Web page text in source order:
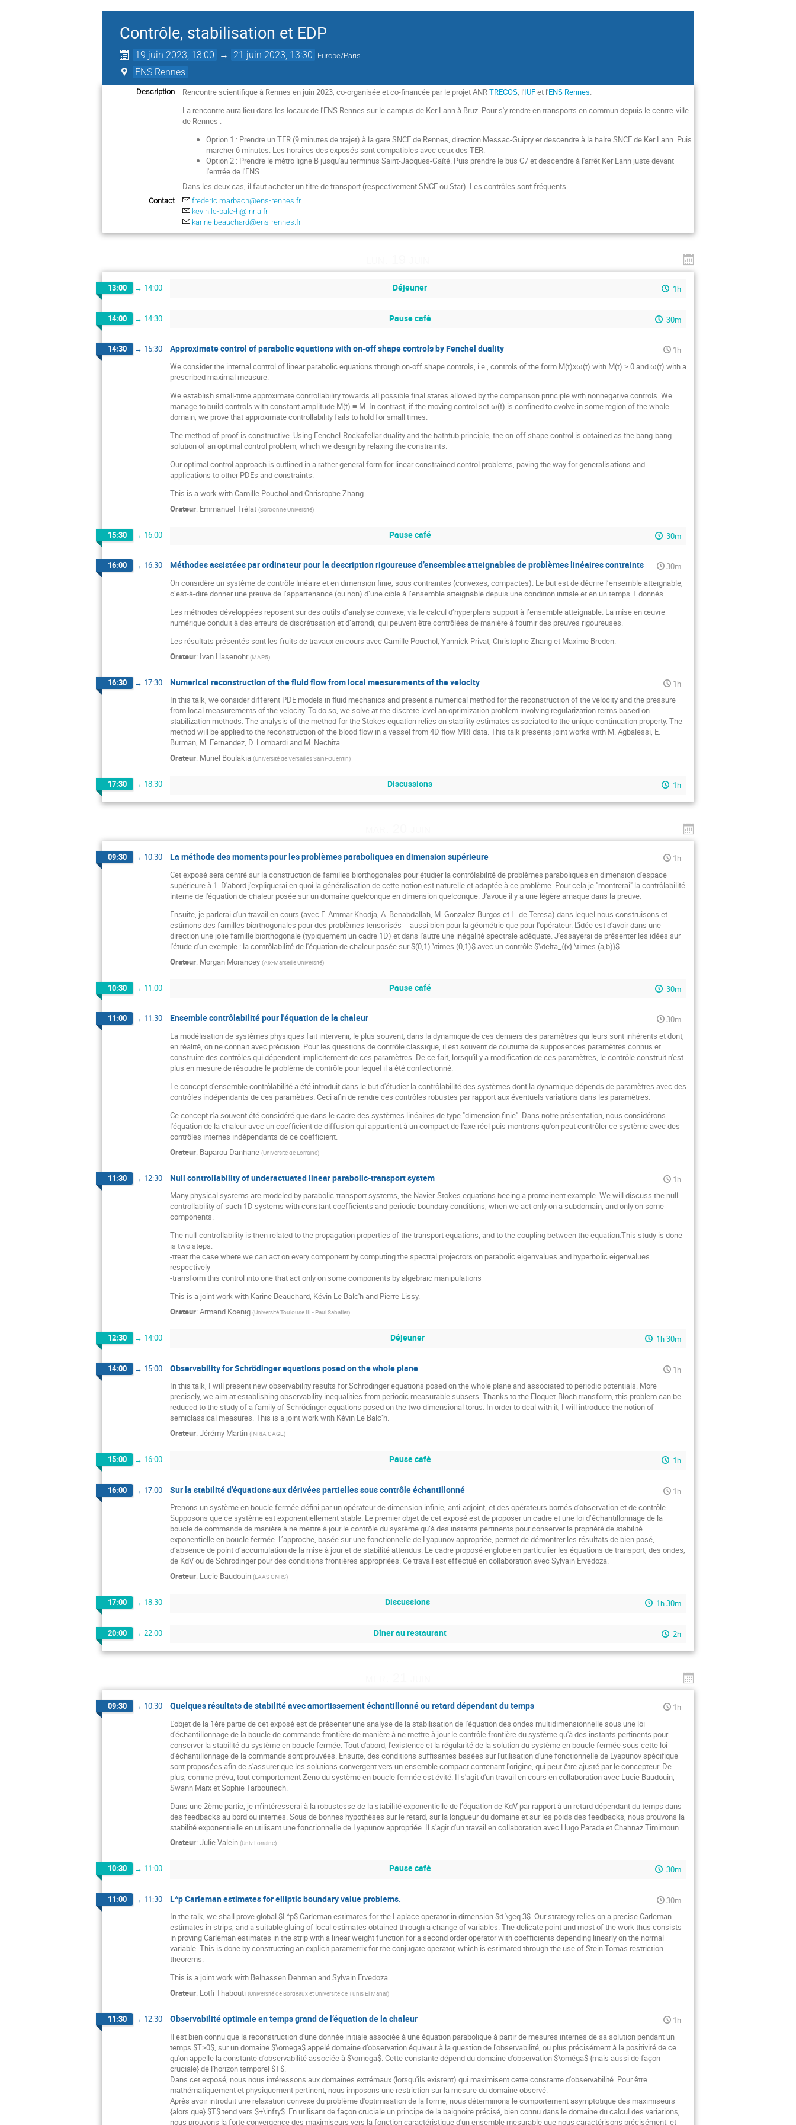
Contrôle, stabilisation et EDP
19 juin 2023, 13:00 → 21 juin 2023, 13:30 Europe/Paris
ENS Rennes
Description Rencontre scientifique à Rennes en juin 2023, co-organisée et co-financée par le projet ANRTRECOS, l'IUFet l'ENS Rennes.
La rencontre aura lieu dans les locaux de l'ENS Rennes sur le campus de Ker Lann à Bruz. Pour s'y rendre en transports en commun depuis le centre-ville
de Rennes :
Option 1 : Prendre un TER (9 minutes de trajet) à la gare SNCF de Rennes, direction Messac-Guipry et descendre à la halte SNCF de Ker Lann. Puis
marcher 6 minutes. Les horaires des exposés sont compatibles avec ceux des TER.
Option 2 : Prendre le métro ligne B jusqu'au terminus Saint-Jacques-Gaîté. Puis prendre le bus C7 et descendre à l'arrêt Ker Lann juste devant
l'entrée de l'ENS.
Dans les deux cas, il faut acheter un titre de transport (respectivement SNCF ou Star). Les contrôles sont fréquents.
Contact
frederic.marbach@ens-rennes.fr
kevin.le-balc-h@inria.fr
karine.beauchard@ens-rennes.fr
13:00 → 14:00 Déjeuner 1h
14:00 → 14:30 Pause café 30m
14:30 → 15:30 Approximate control of parabolic equations with on-off shape controls by Fenchel duality
1h
We consider the internal control of linear parabolic equations through on-off shape controls, i.e., controls of the form M(t)χω(t) with M(t) ≥ 0 and ω(t) with a
prescribed maximal measure.
We establish small-time approximate controllability towards all possible final states allowed by the comparison principle with nonnegative controls. We
manage to build controls with constant amplitude M(t) ≡ M. In contrast, if the moving control set ω(t) is confined to evolve in some region of the whole
domain, we prove that approximate controllability fails to hold for small times.
The method of proof is constructive. Using Fenchel-Rockafellar duality and the bathtub principle, the on-off shape control is obtained as the bang-bang
solution of an optimal control problem, which we design by relaxing the constraints.
Our optimal control approach is outlined in a rather general form for linear constrained control problems, paving the way for generalisations and
applications to other PDEs and constraints.
This is a work with Camille Pouchol and Christophe Zhang.
Orateur: Emmanuel Trélat (Sorbonne Université)
15:30 → 16:00 Pause café 30m
16:00 → 16:30 Méthodes assistées par ordinateur pour la description rigoureuse d’ensembles atteignables de problèmes linéaires contraints
30m
On considère un système de contrôle linéaire et en dimension finie, sous contraintes (convexes, compactes). Le but est de décrire l’ensemble atteignable,
c’est-à-dire donner une preuve de l’appartenance (ou non) d’une cible à l’ensemble atteignable depuis une condition initiale et en un temps T donnés.
Les méthodes développées reposent sur des outils d’analyse convexe, via le calcul d’hyperplans support à l’ensemble atteignable. La mise en œuvre
numérique conduit à des erreurs de discrétisation et d’arrondi, qui peuvent être contrôlées de manière à fournir des preuves rigoureuses.
Les résultats présentés sont les fruits de travaux en cours avec Camille Pouchol, Yannick Privat, Christophe Zhang et Maxime Breden.
Orateur: Ivan Hasenohr (MAP5)
16:30 → 17:30 Numerical reconstruction of the fluid flow from local measurements of the velocity
1h
In this talk, we consider different PDE models in fluid mechanics and present a numerical method for the reconstruction of the velocity and the pressure
from local measurements of the velocity. To do so, we solve at the discrete level an optimization problem involving regularization terms based on
stabilization methods. The analysis of the method for the Stokes equation relies on stability estimates associated to the unique continuation property. The
method will be applied to the reconstruction of the blood flow in a vessel from 4D flow MRI data. This talk presents joint works with M. Agbalessi, E.
Burman, M. Fernandez, D. Lombardi and M. Nechita.
Orateur: Muriel Boulakia (Université de Versailles Saint-Quentin)
17:30 → 18:30 Discussions 1h
09:30 → 10:30 La méthode des moments pour les problèmes paraboliques en dimension supérieure
1h
Cet exposé sera centré sur la construction de familles biorthogonales pour étudier la contrôlabilité de problèmes paraboliques en dimension d'espace
supérieure à 1. D'abord j'expliquerai en quoi la généralisation de cette notion est naturelle et adaptée à ce problème. Pour cela je "montrerai" la contrôlabilité
interne de l'équation de chaleur posée sur un domaine quelconque en dimension quelconque. J'avoue il y a une légère arnaque dans la preuve.
Ensuite, je parlerai d'un travail en cours (avec F. Ammar Khodja, A. Benabdallah, M. Gonzalez-Burgos et L. de Teresa) dans lequel nous construisons et
estimons des familles biorthogonales pour des problèmes tensorisés -- aussi bien pour la géométrie que pour l'opérateur. L'idée est d'avoir dans une
direction une jolie famille biorthogonale (typiquement un cadre 1D) et dans l'autre une inégalité spectrale adéquate. J'essayerai de présenter les idées sur
l'étude d'un exemple : la contrôlabilité de l'équation de chaleur posée sur $(0,1) \times (0,1)$ avec un contrôle $\delta_{{x} \times (a,b)}$.
Orateur: Morgan Morancey (Aix-Marseille Université)
10:30 → 11:00 Pause café 30m
11:00 → 11:30 Ensemble contrôlabilité pour l'équation de la chaleur
30m
La modélisation de systèmes physiques fait intervenir, le plus souvent, dans la dynamique de ces derniers des paramètres qui leurs sont inhérents et dont,
en réalité, on ne connait avec précision. Pour les questions de contrôle classique, il est souvent de coutume de supposer ces paramètres connus et
construire des contrôles qui dépendent implicitement de ces paramètres. De ce fait, lorsqu'il y a modification de ces paramètres, le contrôle construit n'est
plus en mesure de résoudre le problème de contrôle pour lequel il a été confectionné.
Le concept d'ensemble contrôlabilité a été introduit dans le but d'étudier la contrôlabilité des systèmes dont la dynamique dépends de paramètres avec des
contrôles indépendants de ces paramètres. Ceci afin de rendre ces contrôles robustes par rapport aux éventuels variations dans les paramètres.
Ce concept n'a souvent été considéré que dans le cadre des systèmes linéaires de type "dimension finie". Dans notre présentation, nous considérons
l'équation de la chaleur avec un coefficient de diffusion qui appartient à un compact de l'axe réel puis montrons qu'on peut contrôler ce système avec des
contrôles internes indépendants de ce coefficient.
Orateur: Baparou Danhane (Université de Lorraine)
11:30 → 12:30 Null controllability of underactuated linear parabolic-transport system
1h
Many physical systems are modeled by parabolic-transport systems, the Navier-Stokes equations beeing a promeinent example. We will discuss the null-
controllability of such 1D systems with constant coefficients and periodic boundary conditions, when we act only on a subdomain, and only on some
components.
The null-controllability is then related to the propagation properties of the transport equations, and to the coupling between the equation.This study is done
is two steps:
-treat the case where we can act on every component by computing the spectral projectors on parabolic eigenvalues and hyperbolic eigenvalues
respectively
-transform this control into one that act only on some components by algebraic manipulations
This is a joint work with Karine Beauchard, Kévin Le Balc'h and Pierre Lissy.
Orateur: Armand Koenig (Université Toulouse III - Paul Sabatier)
12:30 → 14:00 Déjeuner 1h 30m
14:00 → 15:00 Observability for Schrödinger equations posed on the whole plane
1h
In this talk, I will present new observability results for Schrödinger equations posed on the whole plane and associated to periodic potentials. More
precisely, we aim at establishing observability inequalities from periodic measurable subsets. Thanks to the Floquet-Bloch transform, this problem can be
reduced to the study of a family of Schrödinger equations posed on the two-dimensional torus. In order to deal with it, I will introduce the notion of
semiclassical measures. This is a joint work with Kévin Le Balc’h.
Orateur: Jérémy Martin (INRIA CAGE)
15:00 → 16:00 Pause café 1h
16:00 → 17:00 Sur la stabilité d’équations aux dérivées partielles sous contrôle échantillonné
1h
Prenons un système en boucle fermée défini par un opérateur de dimension infinie, anti-adjoint, et des opérateurs bornés d’observation et de contrôle.
Supposons que ce système est exponentiellement stable. Le premier objet de cet exposé est de proposer un cadre et une loi d’échantillonnage de la
boucle de commande de manière à ne mettre à jour le contrôle du système qu’à des instants pertinents pour conserver la propriété de stabilité
exponentielle en boucle fermée. L’approche, basée sur une fonctionnelle de Lyapunov appropriée, permet de démontrer les résultats de bien posé,
d’absence de point d’accumulation de la mise à jour et de stabilité attendus. Le cadre proposé englobe en particulier les équations de transport, des ondes,
de KdV ou de Schrodinger pour des conditions frontières appropriées. Ce travail est effectué en collaboration avec Sylvain Ervedoza.
Orateur: Lucie Baudouin (LAAS CNRS)
17:00 → 18:30 Discussions 1h 30m
20:00 → 22:00 Dîner au restaurant 2h
09:30 → 10:30 Quelques résultats de stabilité avec amortissement échantillonné ou retard dépendant du temps
1h
L'objet de la 1ère partie de cet exposé est de présenter une analyse de la stabilisation de l'équation des ondes multidimensionnelle sous une loi
d'échantillonnage de la boucle de commande frontière de manière à ne mettre à jour le contrôle frontière du système qu'à des instants pertinents pour
conserver la stabilité du système en boucle fermée. Tout d'abord, l'existence et la régularité de la solution du système en boucle fermée sous cette loi
d'échantillonnage de la commande sont prouvées. Ensuite, des conditions suffisantes basées sur l'utilisation d'une fonctionnelle de Lyapunov spécifique
sont proposées afin de s'assurer que les solutions convergent vers un ensemble compact contenant l'origine, qui peut être ajusté par le concepteur. De
plus, comme prévu, tout comportement Zeno du système en boucle fermée est évité. Il s'agit d'un travail en cours en collaboration avec Lucie Baudouin,
Swann Marx et Sophie Tarbouriech.
Dans une 2ème partie, je m’intéresserai à la robustesse de la stabilité exponentielle de l’équation de KdV par rapport à un retard dépendant du temps dans
des feedbacks au bord ou internes. Sous de bonnes hypothèses sur le retard, sur la longueur du domaine et sur les poids des feedbacks, nous prouvons la
stabilité exponentielle en utilisant une fonctionnelle de Lyapunov appropriée. Il s'agit d'un travail en collaboration avec Hugo Parada et Chahnaz Timimoun.
Orateur: Julie Valein (Univ Lorraine)
10:30 → 11:00 Pause café 30m
11:00 → 11:30 L^p Carleman estimates for elliptic boundary value problems.
30m
In the talk, we shall prove global $L^p$ Carleman estimates for the Laplace operator in dimension $d \geq 3$. Our strategy relies on a precise Carleman
estimates in strips, and a suitable gluing of local estimates obtained through a change of variables. The delicate point and most of the work thus consists
in proving Carleman estimates in the strip with a linear weight function for a second order operator with coefficients depending linearly on the normal
variable. This is done by constructing an explicit parametrix for the conjugate operator, which is estimated through the use of Stein Tomas restriction
theorems.
This is a joint work with Belhassen Dehman and Sylvain Ervedoza.
Orateur: Lotfi Thabouti (Université de Bordeaux et Université de Tunis El Manar)
11:30 → 12:30 Observabilité optimale en temps grand de l’équation de la chaleur
1h
Il est bien connu que la reconstruction d'une donnée initiale associée à une équation parabolique à partir de mesures internes de sa solution pendant un
temps $T>0$, sur un domaine $\omega$ appelé domaine d'observation équivaut à la question de l'observabilité, ou plus précisément à la positivité de ce
qu'on appelle la constante d'observabilité associée à $\omega$. Cette constante dépend du domaine d'observation $\oméga$ {mais aussi de façon
cruciale} de l'horizon temporel $T$.
Dans cet exposé, nous nous intéressons aux domaines extrémaux (lorsqu'ils existent) qui maximisent cette constante d'observabilité. Pour être
mathématiquement et physiquement pertinent, nous imposons une restriction sur la mesure du domaine observé.
Après avoir introduit une relaxation convexe du problème d'optimisation de la forme, nous déterminons le comportement asymptotique des maximiseurs
{alors que} $T$ tend vers $+\infty$. En utilisant de façon cruciale un principe de la baignoire précisé, bien connu dans le domaine du calcul des variations,
nous prouvons la forte convergence des maximiseurs vers la fonction caractéristique d'un ensemble mesurable que nous caractérisons précisément, et